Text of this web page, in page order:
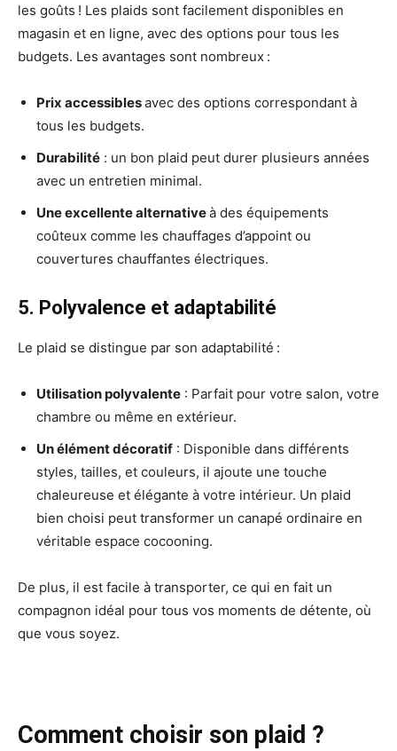
les goûts ! Les plaids sont facilement disponibles en
magasin et en ligne, avec des options pour tous les
budgets. Les avantages sont nombreux :
Prix accessiblesavec des options correspondant à
tous les budgets.
Durabilité : un bon plaid peut durer plusieurs années
avec un entretien minimal.
Une excellente alternativeà des équipements
coûteux comme les chauffages d’appoint ou
couvertures chauffantes électriques.
5. Polyvalence et adaptabilité
Le plaid se distingue par son adaptabilité :
Utilisation polyvalente : Parfait pour votre salon, votre
chambre ou même en extérieur.
Un élément décoratif : Disponible dans différents
styles, tailles, et couleurs, il ajoute une touche
chaleureuse et élégante à votre intérieur. Un plaid
bien choisi peut transformer un canapé ordinaire en
véritable espace cocooning.
De plus, il est facile à transporter, ce qui en fait un
compagnon idéal pour tous vos moments de détente, où
que vous soyez.
Comment choisir son plaid ?